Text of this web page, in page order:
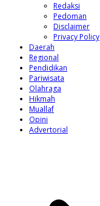
Redaksi
Pedoman
Disclaimer
Privacy Policy
Daerah
Regional
Pendidikan
Pariwisata
Olahraga
Hikmah
Muallaf
Opini
Advertorial